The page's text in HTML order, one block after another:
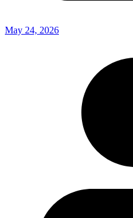
May 24, 2026